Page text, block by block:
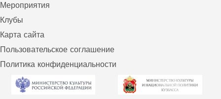
Мероприятия
Клубы
Карта сайта
Пользовательское соглашение
Политика конфиденциальности